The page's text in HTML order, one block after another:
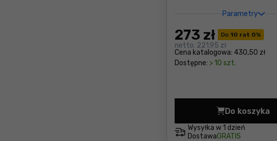
Parametry
Do 10 rat 0%
Cena katalogowa: 430,50 zł
273 zł
netto: 221,95 zł
Dostępne: > 10 szt.
Wysyłka w 1 dzień
DostawaGRATIS
Do koszyka